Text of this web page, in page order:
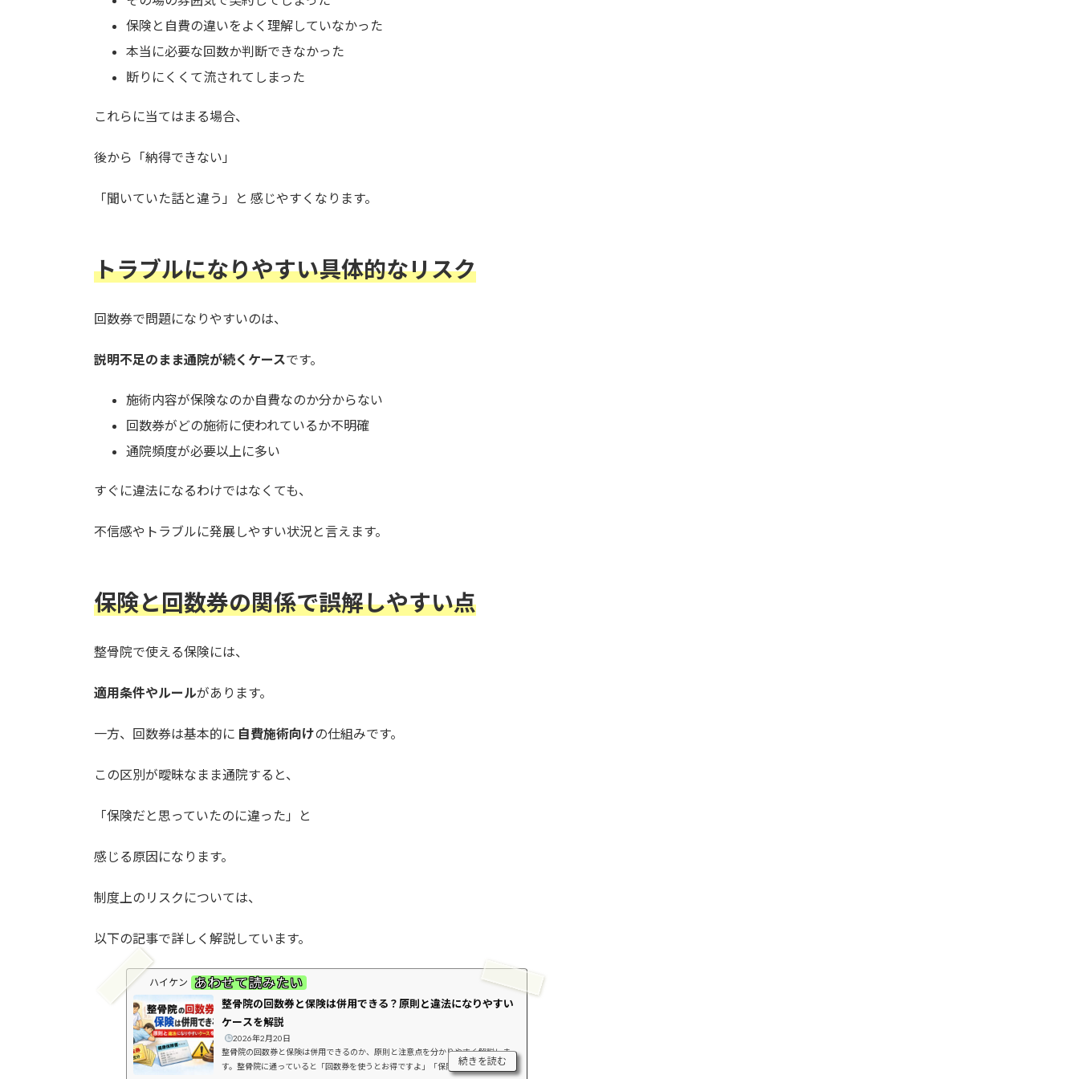
保険と自費の違いをよく理解していなかった
本当に必要な回数か判断できなかった
断りにくくて流されてしまった
これらに当てはまる場合、
後から「納得できない」
「聞いていた話と違う」と 感じやすくなります。
トラブルになりやすい具体的なリスク
回数券で問題になりやすいのは、
説明不足のまま通院が続くケースです。
施術内容が保険なのか自費なのか分からない
回数券がどの施術に使われているか不明確
通院頻度が必要以上に多い
すぐに違法になるわけではなくても、
不信感やトラブルに発展しやすい状況と言えます。
保険と回数券の関係で誤解しやすい点
整骨院で使える保険には、
適用条件やルールがあります。
一方、回数券は基本的に 自費施術向けの仕組みです。
この区別が曖昧なまま通院すると、
「保険だと思っていたのに違った」と
感じる原因になります。
制度上のリスクについては、
以下の記事で詳しく解説しています。
ハイケン あわせて読みたい
整骨院の回数券と保険は併用できる？原則と違法になりやすい
ケースを解説
2026年2月20日
整骨院の回数券と保険は併用できるのか、原則と注意点を分かりやすく解説しま
す。整骨院に通っていると「回数券を使うとお得ですよ」「保険と一緒に使えま
続きを読む